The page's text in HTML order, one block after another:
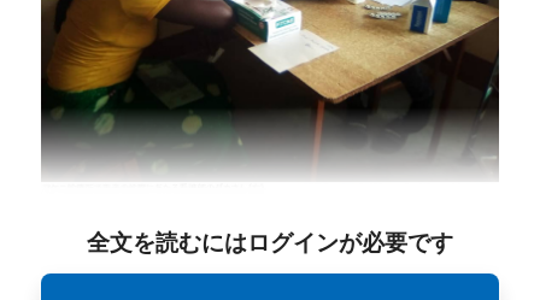
全文を読むにはログインが必要です